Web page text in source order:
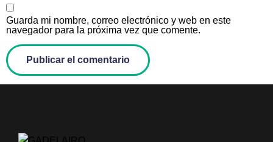
Guarda mi nombre, correo electrónico y web en este
navegador para la próxima vez que comente.